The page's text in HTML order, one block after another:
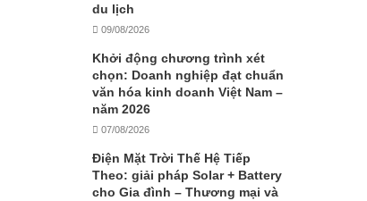
du lịch
09/08/2026
Khởi động chương trình xét
chọn: Doanh nghiệp đạt chuẩn
văn hóa kinh doanh Việt Nam –
năm 2026
07/08/2026
Điện Mặt Trời Thế Hệ Tiếp
Theo: giải pháp Solar + Battery
cho Gia đình – Thương mại và